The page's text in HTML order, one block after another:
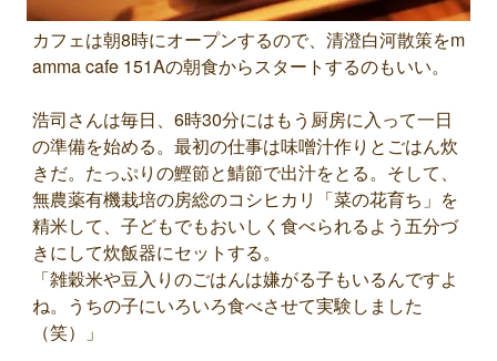
カフェは朝8時にオープンするので、清澄白河散策をm
amma cafe 151Aの朝食からスタートするのもいい。
浩司さんは毎日、6時30分にはもう厨房に入って一日
の準備を始める。最初の仕事は味噌汁作りとごはん炊
きだ。たっぷりの鰹節と鯖節で出汁をとる。そして、
無農薬有機栽培の房総のコシヒカリ「菜の花育ち」を
精米して、子どもでもおいしく食べられるよう五分づ
きにして炊飯器にセットする。
「雑穀米や豆入りのごはんは嫌がる子もいるんですよ
ね。うちの子にいろいろ食べさせて実験しました
（笑）」